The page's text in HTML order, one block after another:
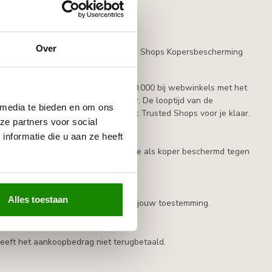
Over
te bieden en om ons
partners voor social
die u aan ze heeft
Alles toestaan
€ 100​ beschermen met Trusted Shops Kopersbescherming
en toekomstige aankopen tot € 20.000 bij webwinkels met het
minimale contractduur van 1 jaar. De looptijd van de
er toch iets mis gaan, dan staat Trusted Shops voor je klaar.
winkels. Hiermee ben je als koper beschermd tegen
of ergens achtergelaten zonder jouw toestemming.
het aankoopbedrag niet terugbetaald.